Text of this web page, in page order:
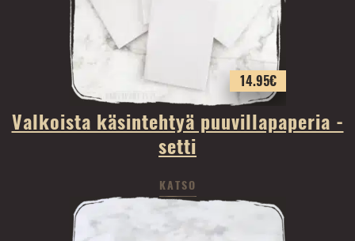
14.95€
Valkoista käsintehtyä puuvillapaperia -
setti
KATSO